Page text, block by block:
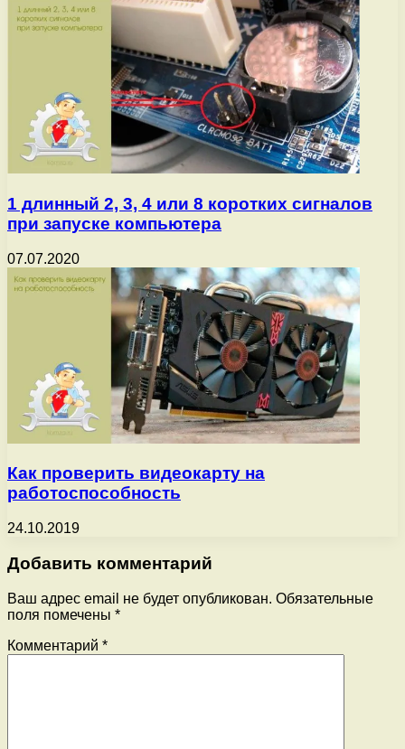
1 длинный 2, 3, 4 или 8 коротких сигналов
при запуске компьютера
07.07.2020
Как проверить видеокарту на
работоспособность
24.10.2019
Добавить комментарий
Ваш адрес email не будет опубликован. Обязательные
поля помечены *
Комментарий *